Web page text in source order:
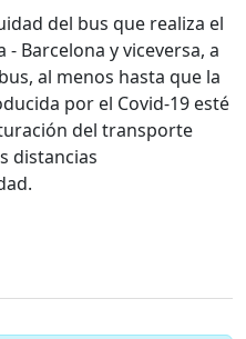
del bus que realiza el
Barcelona y viceversa, a
al menos hasta que la
por el Covid-19 esté
del transporte
distancias